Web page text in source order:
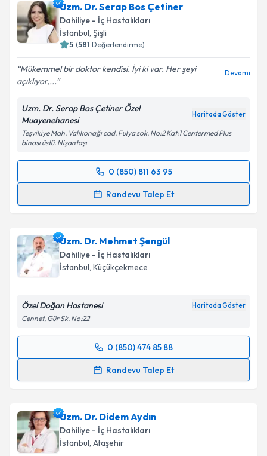
takvim hazırlandığında e-posta ile bilgilendireceğiz.
E-posta Adresiniz
'ni okudum ve kişisel verilerimin belirtilen
kapsamda işlenmesini kabul ediyorum.
Uzm. Dr. Serap Bos Çetiner
Dahiliye - İç Hastalıkları
İstanbul, Şişli
5 (581 Değerlendirme)
Mükemmel bir doktor kendisi. İyi ki var. Her şeyi
açıklıyor,...
Devamı
Uzm. Dr. Serap Bos Çetiner Özel
Muayenehanesi
Haritada Göster
Teşvikiye Mah. Valikonağı cad. Fulya sok. No:2 Kat:1 Centermed Plus
binası üstü. Nişantaşı
0 (850) 811 63 95
Randevu Talep Et
Randevu Takvimi Talebi
için bir takvim hazırlandığında e-posta ile
bilgilendireceğiz.
E-posta Adresiniz
Kişisel verilerimin işlenmesine ilişkinAydınlatma
'ni okudum ve kişisel verilerimin belirtilen
kapsamda işlenmesini kabul ediyorum.
Uzm. Dr. Mehmet Şengül
Dahiliye - İç Hastalıkları
İstanbul, Küçükçekmece
Özel Doğan Hastanesi Haritada Göster
Cennet, Gür Sk. No:22
0 (850) 474 85 88
Randevu Talep Et
Randevu Takvimi Talebi
takvim hazırlandığında e-posta ile bilgilendireceğiz.
E-posta Adresiniz
Uzm. Dr. Didem Aydın
Dahiliye - İç Hastalıkları
İstanbul, Ataşehir